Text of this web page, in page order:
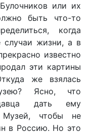
или их
быть что-то
когда
случаи жизни, а в
известно
эти картины
же взялась
Ясно, что
дать ему
Музей, чтобы не
в Россию. Но это